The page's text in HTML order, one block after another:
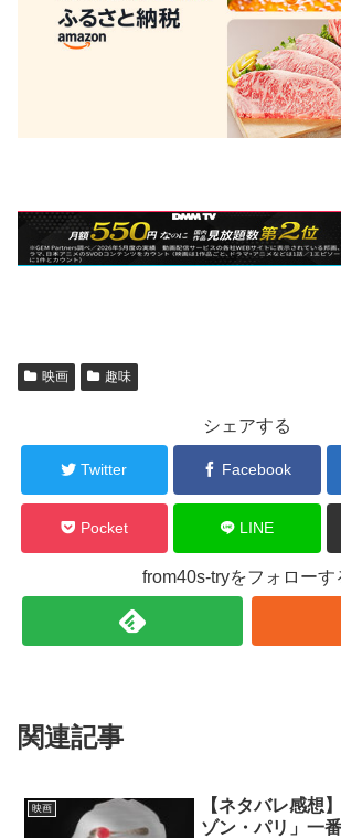
映画 趣味
シェアする
Twitter Facebook
Pocket LINE
from40s-tryをフォローす
関連記事
映画
【ネタバレ感想
ゾン・パリ」一